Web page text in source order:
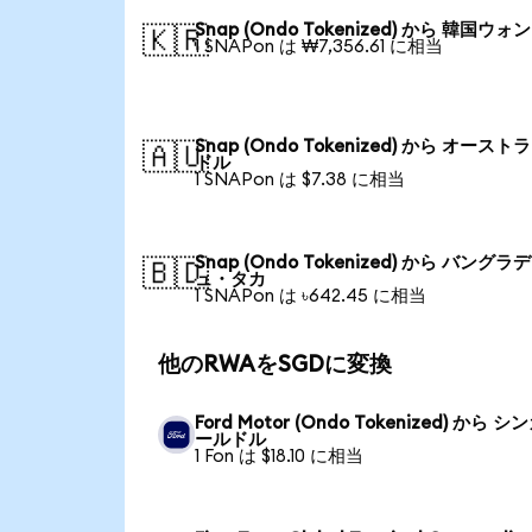
🇰🇷Snap (Ondo Tokenized) から 韓国ウォン
1 SNAPon は ₩7,356.61 に相当
🇦🇺Snap (Ondo Tokenized) から オースト
ドル
1 SNAPon は $7.38 に相当
🇧🇩Snap (Ondo Tokenized) から バングラ
ュ・タカ
1 SNAPon は ৳642.45 に相当
他のRWAをSGDに変換
Ford Motor (Ondo Tokenized) から シン
ールドル
1 Fon は $18.10 に相当